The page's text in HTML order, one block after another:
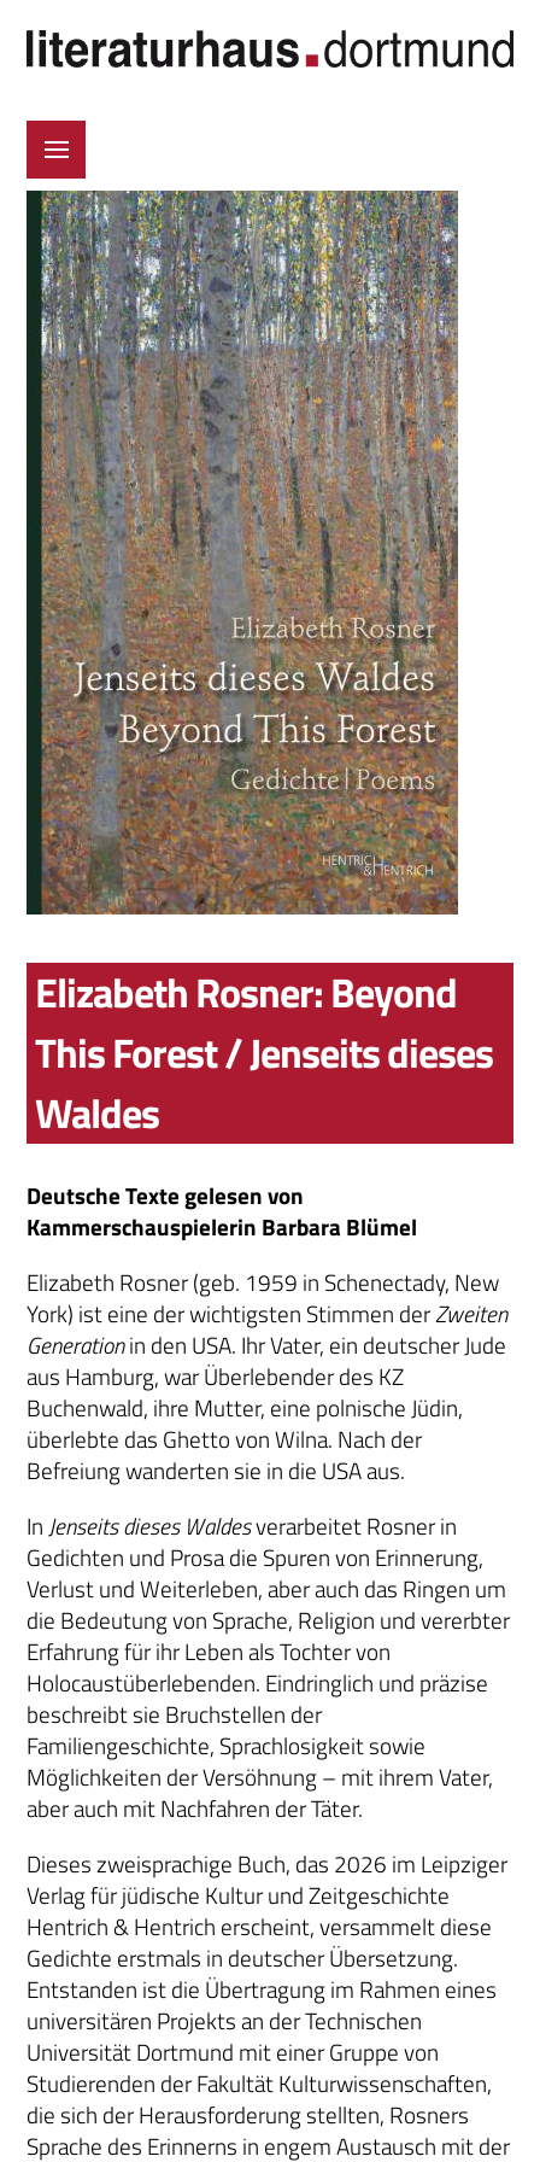
Elizabeth Rosner: Beyond
This Forest / Jenseits dieses
Waldes
Deutsche Texte gelesen von
Kammerschauspielerin Barbara Blümel
Elizabeth Rosner (geb. 1959 in Schenectady, New
York) ist eine der wichtigsten Stimmen derZweiten
Generationin den USA. Ihr Vater, ein deutscher Jude
aus Hamburg, war Überlebender des KZ
Buchenwald, ihre Mutter, eine polnische Jüdin,
überlebte das Ghetto von Wilna. Nach der
Befreiung wanderten sie in die USA aus.
InJenseits dieses Waldesverarbeitet Rosner in
Gedichten und Prosa die Spuren von Erinnerung,
Verlust und Weiterleben, aber auch das Ringen um
die Bedeutung von Sprache, Religion und vererbter
Erfahrung für ihr Leben als Tochter von
Holocaustüberlebenden. Eindringlich und präzise
beschreibt sie Bruchstellen der
Familiengeschichte, Sprachlosigkeit sowie
Möglichkeiten der Versöhnung – mit ihrem Vater,
aber auch mit Nachfahren der Täter.
Dieses zweisprachige Buch, das 2026 im Leipziger
Verlag für jüdische Kultur und Zeitgeschichte
Hentrich & Hentrich erscheint, versammelt diese
Gedichte erstmals in deutscher Übersetzung.
Entstanden ist die Übertragung im Rahmen eines
universitären Projekts an der Technischen
Universität Dortmund mit einer Gruppe von
Studierenden der Fakultät Kulturwissenschaften,
die sich der Herausforderung stellten, Rosners
Sprache des Erinnerns in engem Austausch mit der